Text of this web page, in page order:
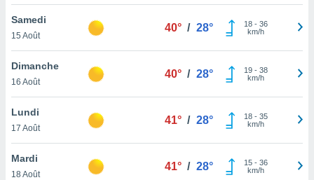
votre
à
en
le
Samedi
15 Août
40° / 28° 18- 36
km/h
Dimanche
16 Août
40° / 28° 19- 38
km/h
Lundi
17 Août
41° / 28° 18- 35
km/h
Mardi
18 Août
41° / 28° 15- 36
km/h